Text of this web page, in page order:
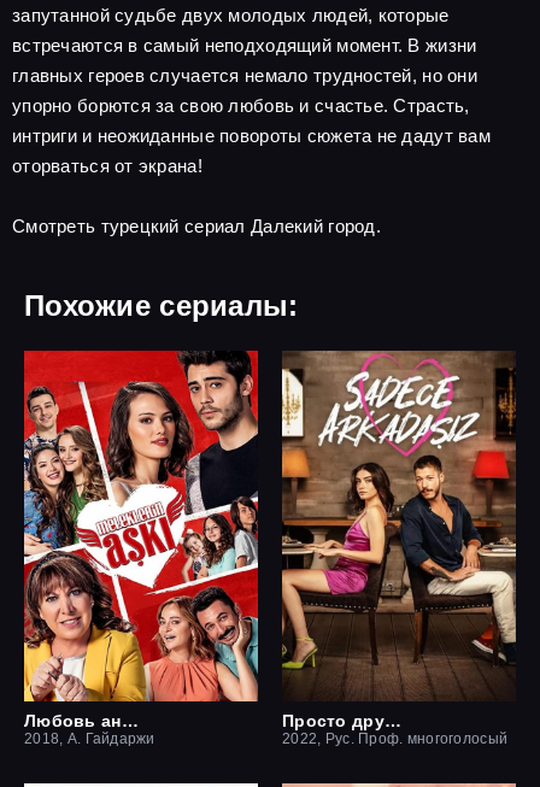
запутанной судьбе двух молодых людей, которые
встречаются в самый неподходящий момент. В жизни
главных героев случается немало трудностей, но они
упорно борются за свою любовь и счастье. Страсть,
интриги и неожиданные повороты сюжета не дадут вам
оторваться от экрана!
Смотреть турецкий сериал Далекий город.
Похожие сериалы:
Любовь ангелов
2018, А. Гайдаржи
Просто друзья
2022, Рус. Проф. многоголосый